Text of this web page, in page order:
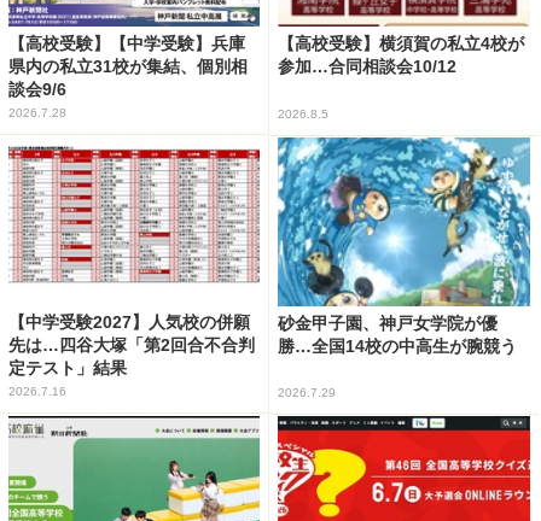
【高校受験】【中学受験】兵庫
県内の私立31校が集結、個別相
談会9/6
2026.7.28
【高校受験】横須賀の私立4校が
参加…合同相談会10/12
2026.8.5
【中学受験2027】人気校の併願
先は…四谷大塚「第2回合不合判
定テスト」結果
2026.7.16
砂金甲子園、神戸女学院が優
勝…全国14校の中高生が腕競う
2026.7.29